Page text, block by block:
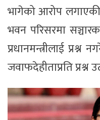
भागेको आरोप
भवन परिसरमा
प्रधानमन्त्रीलाई
जवाफदेहीताप्रति प्रश्न